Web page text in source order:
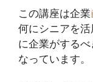
この講座は企業
何にシニアを
に企業がする
なっています。